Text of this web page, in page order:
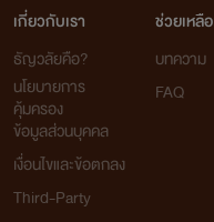
เกี่ยวกับเรา
ธัญวลัยคือ?
นโยบายการ
คุ้มครอง
ข้อมูลส่วนบุคคล
เงื่อนไขและข้อตกลง
Third-Party
ช่วยเหลือ
บทความ
FAQ